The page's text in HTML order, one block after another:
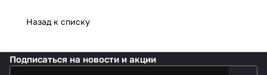
Назад к списку
Подписаться на новости и акции